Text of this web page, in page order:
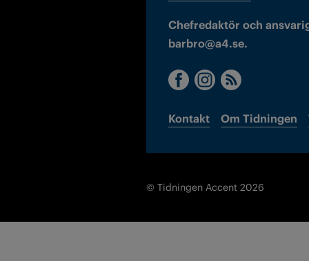
Chefredaktör och
barbro@a4.se.
Kontakt Om Tidningen
© Tidningen Accent 2026